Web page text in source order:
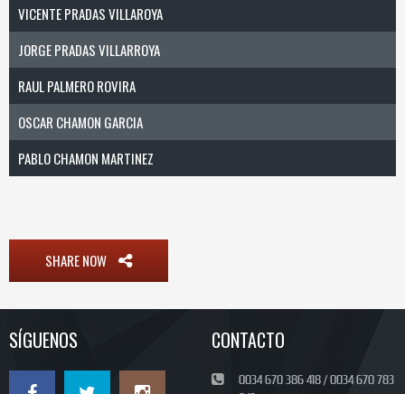
VICENTE PRADAS VILLAROYA
JORGE PRADAS VILLARROYA
RAUL PALMERO ROVIRA
OSCAR CHAMON GARCIA
PABLO CHAMON MARTINEZ
SHARE NOW
SÍGUENOS CONTACTO
0034 670 386 418 / 0034 670 783